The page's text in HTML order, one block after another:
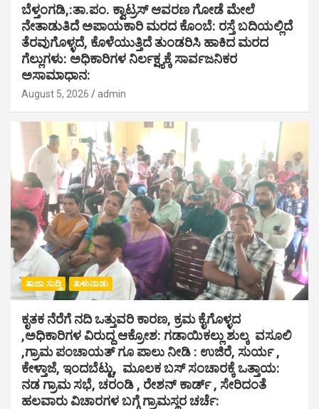
ಬೆಳ್ತಂಗಡಿ,:ತಾ.ಪಂ‌. ಕ್ವಾಟ್ರಸ್ ಆವರಣ ಗೋಡೆ ಮೇಲೆ
ನೇತಾಡುತಿದೆ ಅಪಾಯಕಾರಿ ಮರದ ಕೊಂಬೆ: ರಸ್ತೆ ಬದಿಯಲ್ಲಿದೆ
ತೆರವುಗೊಳ್ಳದೆ, ಕೊಳೆಯುತ್ತಿದೆ ತುಂಡರಿಸಿ ಹಾಕಿದ ಮರದ
ಗೆಲ್ಲುಗಳು: ಅಧಿಕಾರಿಗಳ ನಿರ್ಲಕ್ಷ್ಯಕ್ಕೆ ಸಾರ್ವಜನಿಕರ
ಅಸಾಮಾಧಾನ:
August 5, 2026 admin
ತಾಜಾ ಸುದ್ದಿ ತುಳುನಾಡು
ಕೃತಕ ನೆರೆಗೆ ನದಿ ಒತ್ತುವರಿ ಕಾರಣ, ಕ್ರಮ ಕೈಗೊಳ್ಳದ
,ಅಧಿಕಾರಿಗಳ ವಿರುದ್ದ ಆಕ್ರೋಶ: ಗಡಾಯಿಕಲ್ಲು ಶುಲ್ಕ ವಸೂಲಿ
,ಗ್ರಾಮ ಪಂಚಾಯತ್ ಗೂ ಪಾಲು ನೀಡಿ : ಉಜಿರೆ, ಸುರ್ಯ ,
ಕೇಳ್ತಾಜೆ, ಇಂದಬೆಟ್ಟು, ಮೂಲಕ ಬಸ್ ಸಂಚಾರಕ್ಕೆ ಒತ್ತಾಯ:
ನಡ ಗ್ರಾಮ ಸಭೆ, ಚರಂಡಿ , ರೇಶನ್ ಕಾರ್ಡ್ , ಸೇರಿದಂತೆ
ಹಲವಾರು ವಿಚಾರಗಳ ಬಗ್ಗೆ ಗ್ರಾಮಸ್ಥರ ಚರ್ಚೆ: